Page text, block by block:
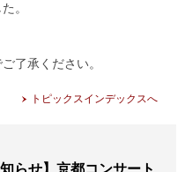
。
了承ください。
トピックスインデックスへ